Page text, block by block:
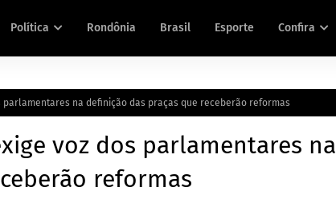
Política Rondônia Brasil Esporte Confira
parlamentares na definição das praças que receberão reformas
voz dos parlamentares na
reformas